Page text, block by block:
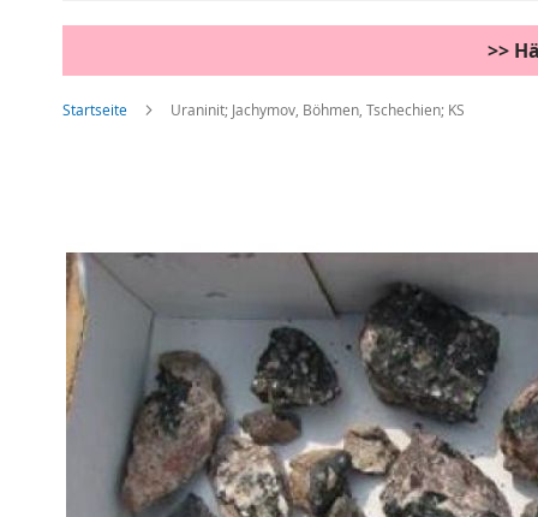
>>
Startseite Uraninit; Jachymov, Böhmen, Tschechien; KS
springen